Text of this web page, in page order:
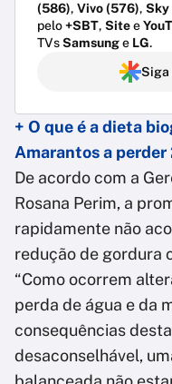
(586), Vivo (576), Sky
pelo+SBT, Sitee
TVsSamsunge LG.
Siga
+ O que é a dieta
Amarantos a perder
De acordo com a
Rosana Perim, a
rapidamente não
redução de gordura
“Como ocorrem
perda de água e da
consequências
desaconselhável,